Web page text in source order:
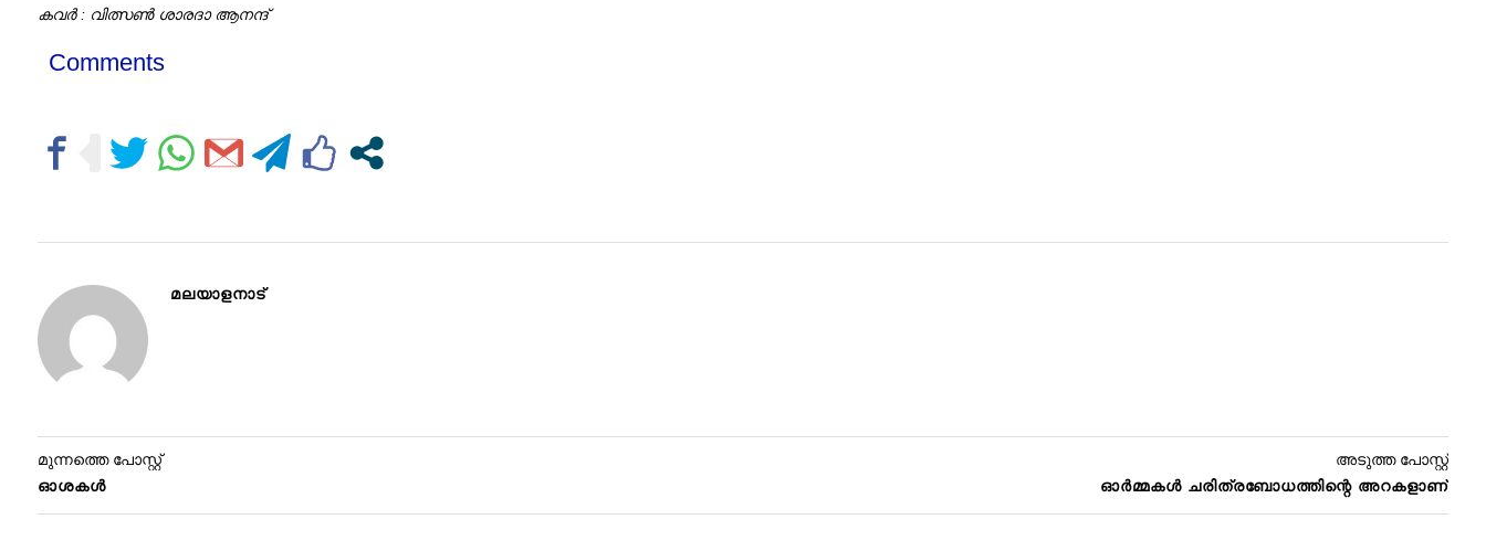
കവർ : വിത്സൺ ശാരദാ ആനന്ദ്
Comments
മലയാളനാട്
മുന്നത്തെ പോസ്റ്റ്
ഓശകൾ
അടുത്ത പോസ്റ്റ്
ഓർമ്മകൾ ചരിത്രബോധത്തിന്റെ അറകളാണ്